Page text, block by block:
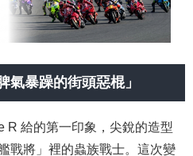
氣暴躁的街頭惡棍」
R 給的第一印象，尖銳的造型
戰將」裡的蟲族戰士。這次變